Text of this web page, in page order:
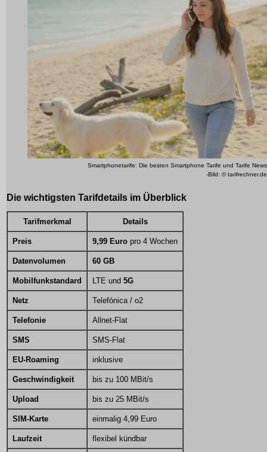
Smartphonetarife: Die besten Smartphone Tarife und Tarife News
-Bild: © tarifrechner.de
Die wichtigsten Tarifdetails im Überblick
Tarifmerkmal Details
Preis 9,99 Euro pro 4 Wochen
Datenvolumen 60 GB
Mobilfunkstandard LTE und 5G
Netz Telefónica / o2
Telefonie Allnet-Flat
SMS SMS-Flat
EU-Roaming inklusive
Geschwindigkeit bis zu 100 MBit/s
Upload bis zu 25 MBit/s
SIM-Karte einmalig 4,99 Euro
Laufzeit flexibel kündbar